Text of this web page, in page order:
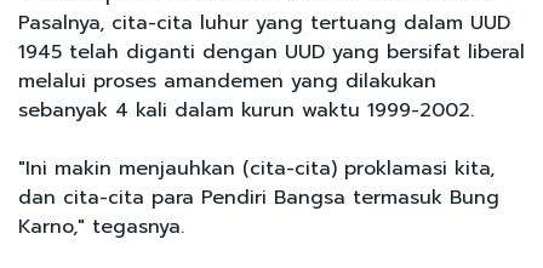
Pasalnya, cita-cita luhur yang tertuang dalam UUD
1945 telah diganti dengan UUD yang bersifat liberal
melalui proses amandemen yang dilakukan
sebanyak 4 kali dalam kurun waktu 1999-2002.
"Ini makin menjauhkan (cita-cita) proklamasi kita,
dan cita-cita para Pendiri Bangsa termasuk Bung
Karno," tegasnya.